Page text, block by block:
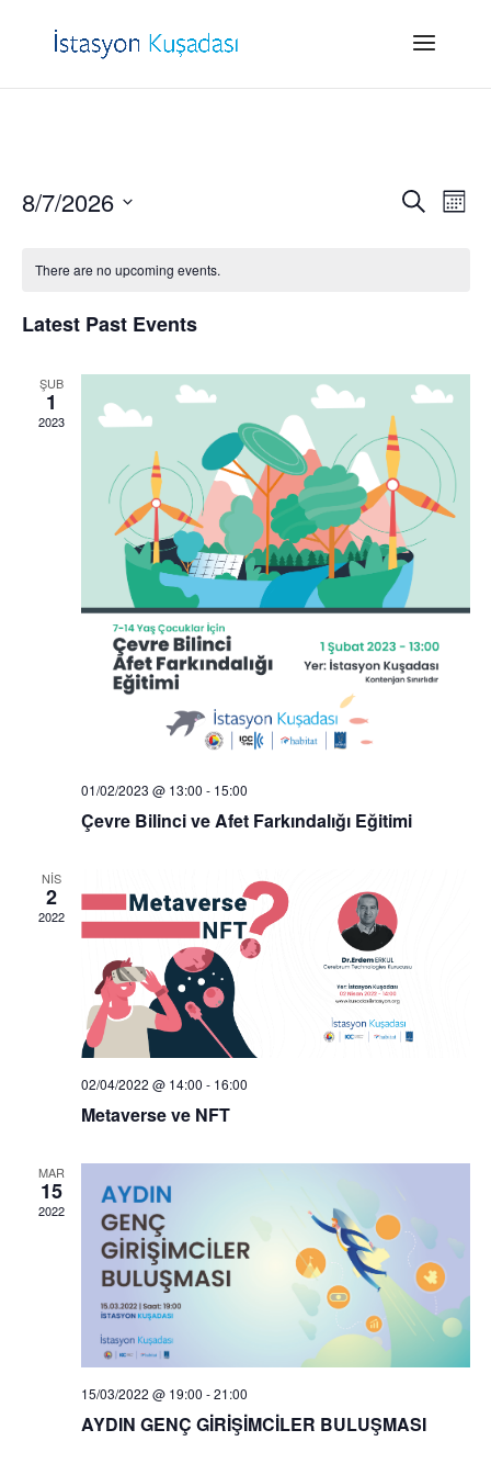
Events
Search
Month
8/7/2026
There are no upcoming events.
Latest Past Events
ŞUB
1
2023
01/02/2023 @ 13:00 - 15:00
Çevre Bilinci ve Afet Farkındalığı Eğitimi
NIS
2
2022
02/04/2022 @ 14:00 - 16:00
Metaverse ve NFT
MAR
15
2022
15/03/2022 @ 19:00 -21:00
AYDIN GENÇ GİRİŞİMCİLER BULUŞMASI